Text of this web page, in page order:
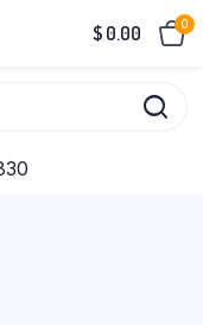
$ 0.00 0